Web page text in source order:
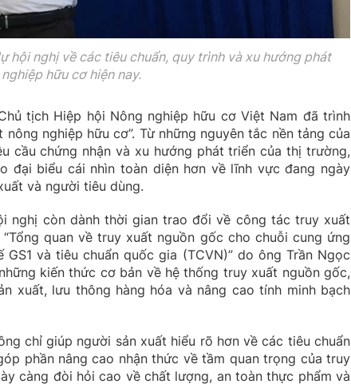
hội nghị về các tiêu chuẩn, quy trình và xu hướng phát
hữu cơ hiện nay.
tịch Hiệp hội Nông nghiệp hữu cơ Việt Nam đã trình
nghiệp hữu cơ”. Từ những nguyên tắc nền tảng của
cầu chứng nhận và xu hướng phát triển của thị trường,
đại biểu cái nhìn toàn diện hơn về lĩnh vực đang ngày
và người tiêu dùng.
nghị còn dành thời gian trao đổi về công tác truy xuất
quan về truy xuất nguồn gốc cho chuỗi cung ứng
và tiêu chuẩn quốc gia (TCVN)” do ông Trần Ngọc
kiến thức cơ bản về hệ thống truy xuất nguồn gốc,
xuất, lưu thông hàng hóa và nâng cao tính minh bạch
chỉ giúp người sản xuất hiểu rõ hơn về các tiêu chuẩn
phần nâng cao nhận thức về tầm quan trọng của truy
càng đòi hỏi cao về chất lượng, an toàn thực phẩm và